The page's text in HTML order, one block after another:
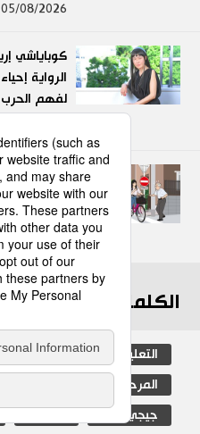
05/08/2026
كوباياشي
الرواية
لفهم الحرب
تعرف على
للدراجات
07/08/2026
الكلمات الأكثر بحثا
التعليم الياباني الأنشطة
المرحلة الابتدائية
جيجي برس